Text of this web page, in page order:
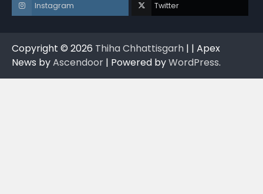
Instagram Twitter
Copyright © 2026 Thiha Chhattisgarh | | Apex
News byAscendoor | Powered byWordPress.